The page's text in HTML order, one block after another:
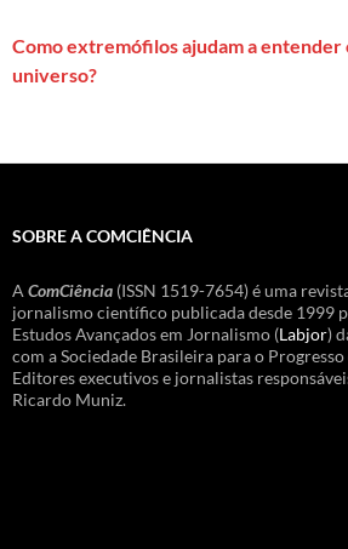
Como extremófilos ajudam a entender
universo?
SOBRE A COMCIÊNCIA
A ComCiência (ISSN 1519-7654) é uma
jornalismo científico publicada desde 1999
Estudos Avançados em Jornalismo (Labjor)
com a Sociedade Brasileira para o
Editores executivos e jornalistas
Ricardo Muniz.